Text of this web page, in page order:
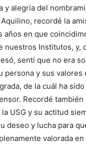
y alegría del
recordé la
años en que
nuestros Institutos, y,
sentí que no era
persona y sus valores
de la cuál ha
Recordé también
USG y su actitud
deseo y lucha para
valorada en